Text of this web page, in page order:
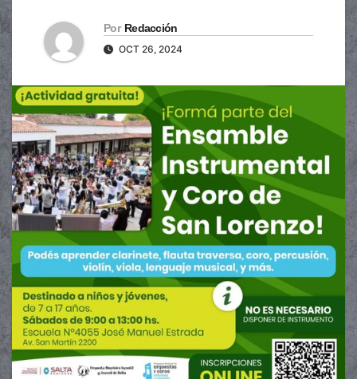
Por Redacción
OCT 26, 2024